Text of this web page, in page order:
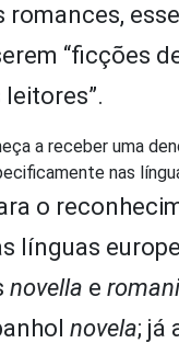
romances,
“ficções
a receber uma
nas
o
línguas
novella e
novela; já